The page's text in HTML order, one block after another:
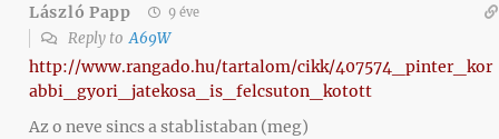
László Papp 9 éve
Reply toA69W
http://www.rangado.hu/tartalom/cikk/407574_pinter_kor
abbi_gyori_jatekosa_is_felcsuton_kotott
Az o neve sincs a stablistaban (meg)